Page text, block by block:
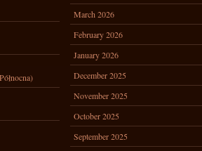
March 2026
February 2026
January 2026
December 2025
November 2025
October 2025
September 2025